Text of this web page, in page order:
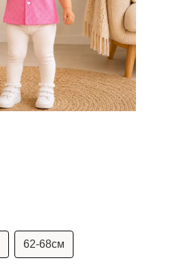
62-68см